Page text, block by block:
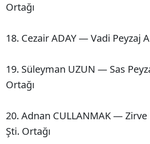
Ortağı
18. Cezair ADAY — Vadi Peyzaj
19. Süleyman UZUN — Sas
Ortağı
20. Adnan CULLANMAK —
Şti. Ortağı